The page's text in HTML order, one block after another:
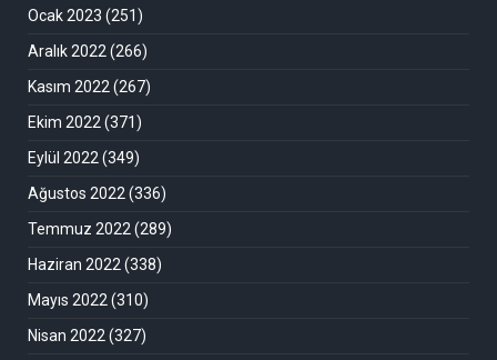
Ocak 2023 (251)
Aralık 2022 (266)
Kasım 2022 (267)
Ekim 2022 (371)
Eylül 2022 (349)
Ağustos 2022 (336)
Temmuz 2022 (289)
Haziran 2022 (338)
Mayıs 2022 (310)
Nisan 2022 (327)